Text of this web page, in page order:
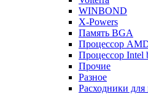
WINBOND
X-Powers
Память BGA
Процессор
Процессор Intel
Прочие
Разное
Расходники для